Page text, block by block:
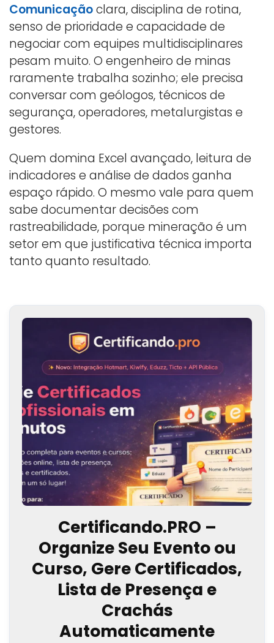
Comunicaçãoclara, disciplina de rotina,
senso de prioridade e capacidade de
negociar com equipes multidisciplinares
pesam muito. O engenheiro de minas
raramente trabalha sozinho; ele precisa
conversar com geólogos, técnicos de
segurança, operadores, metalurgistas e
gestores.
Quem domina Excel avançado, leitura de
indicadores e análise de dados ganha
espaço rápido. O mesmo vale para quem
sabe documentar decisões com
rastreabilidade, porque mineração é um
setor em que justificativa técnica importa
tanto quanto resultado.
Certificando.PRO –
Organize Seu Evento ou
Curso, Gere Certificados,
Lista de Presença e
Crachás
Automaticamente